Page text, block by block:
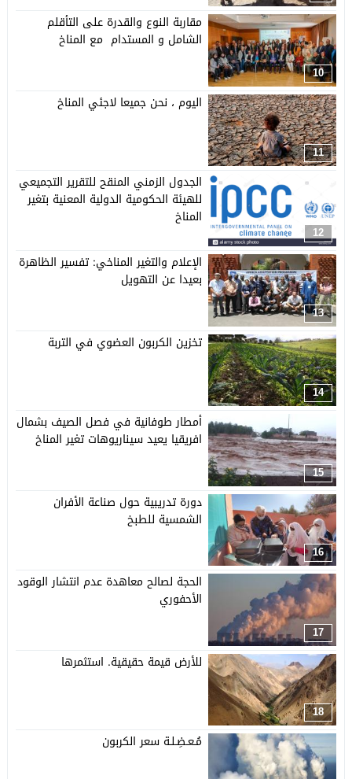
10
مقاربة النوع والقدرة على التأقلم
الشامل و المستدام مع المناخ
11
اليوم ، نحن جميعا لاجئي المناخ
12
الجدول الزمني المنقح للتقرير التجميعي
للهيئة الحكومية الدولية المعنية بتغير
المناخ
13
الإعلام والتغير المناخي: تفسير الظاهرة
بعيدا عن التهويل
14
تخزين الكربون العضوي في التربة
15
أمطار طوفانية في فصل الصيف بشمال
افريقيا يعيد سيناريوهات تغير المناخ
16
دورة تدريبية حول صناعة الأفران
الشمسية للطبخ
17
الحجة لصالح معاهدة عدم انتشار الوقود
الأحفوري
18
للأرض قيمة حقيقية. استثمرها
مُـعـضِـلـة سعر الكربون